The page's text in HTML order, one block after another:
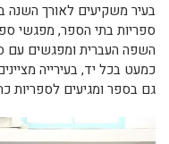
בעיר משקיעים לאורך השנה
ספריות בתי הספר, מפגשי
השפה העברית ומפגשים עם
כמעט בכל יד, בעירייה
גם בספר ומגיעים לספריות